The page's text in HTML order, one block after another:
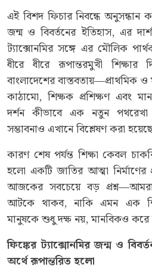
এই বিশদ ফিচার নিবন্ধে অনুসন্ধান
জন্ম ও বিবর্তনের ইতিহাস, এর
ট্যাক্সোনমির সঙ্গে এর মৌলিক
ধীরে ধীরে রূপান্তরমুখী
বাংলাদেশের বাস্তবতায়—প্রাথমিক ও
কাঠামো, শিক্ষক প্রশিক্ষণ এবং
দর্শন কীভাবে এক নতুন
সম্ভাবনাও এখানে বিশ্লেষণ করা
কারণ শেষ পর্যন্ত শিক্ষা কেবল
হলো একটি জাতির আত্মা
আজকের সবচেয়ে বড়
আটকে থাকব, নাকি এমন এক
মানুষকে শুধু দক্ষ নয়, মানবিকও
ফিঙ্কের ট্যাক্সোনমির জন্ম ও
অর্থে রূপান্তরিত হলো